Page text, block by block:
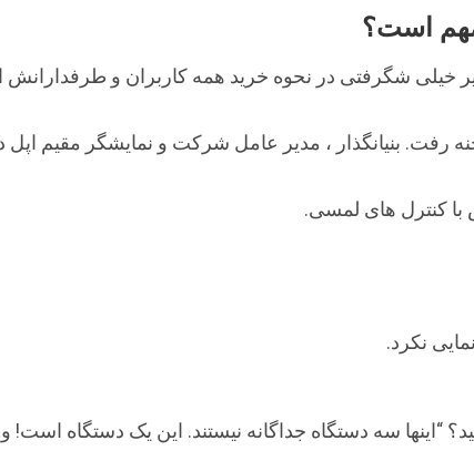
مهم است؟
خیلی شگرفتی در نحوه خرید همه کاربران و طرفدارانش
روی صحنه رفت. بنیانگذار ، مدیر عامل شرکت و نمایشگر
نکرد.
“اینها سه دستگاه جداگانه نیستند. این یک دستگاه است!